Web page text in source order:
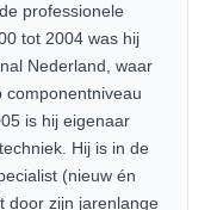
professionele
tot 2004 was hij
Nederland, waar
componentniveau
is hij eigenaar
Hij is in de
(nieuw én
door zijn jarenlange